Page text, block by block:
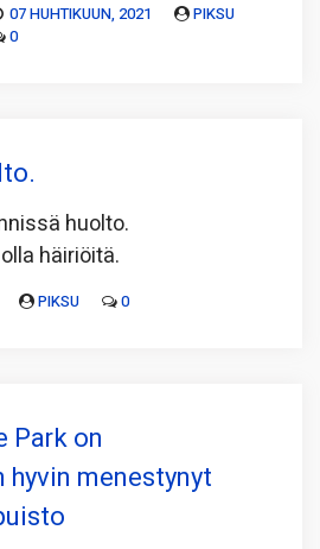
07 HUHTIKUUN, 2021
PIKSU
0
huolto.
häiriöitä.
PIKSU 0
Park on
menestynyt